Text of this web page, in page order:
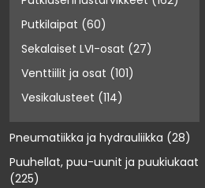
Putkilaipat (60)
Sekalaiset LVI-osat (27)
Venttiilit ja osat (101)
Vesikalusteet (114)
Pneumatiikka ja hydrauliikka (28)
Puuhellat, puu-uunit ja puukiukaat
(225)